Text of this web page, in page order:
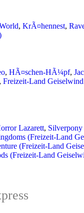
, KrÃ¤hennest,
, HÃ¤schen-HÃ¼pf,
, Freizeit-Land
Lazarett, Silverpony
(Freizeit-Land
(Freizeit-Land
(Freizeit-Land